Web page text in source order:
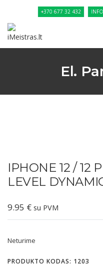
+370 677 32 432
El.
IPHONE 12 / 12
LEVEL
9.95 € su PVM
Neturime
PRODUKTO KODAS: 1203